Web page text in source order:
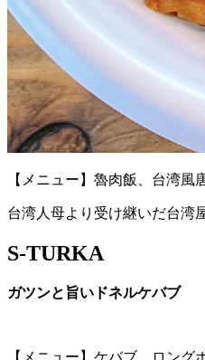
【メニュー】魯肉飯、台湾風
台湾人母より受け継いだ台湾
S-TURKA
ガツンと旨いドネルケバブ
【メニュー】ケバブ、ロン